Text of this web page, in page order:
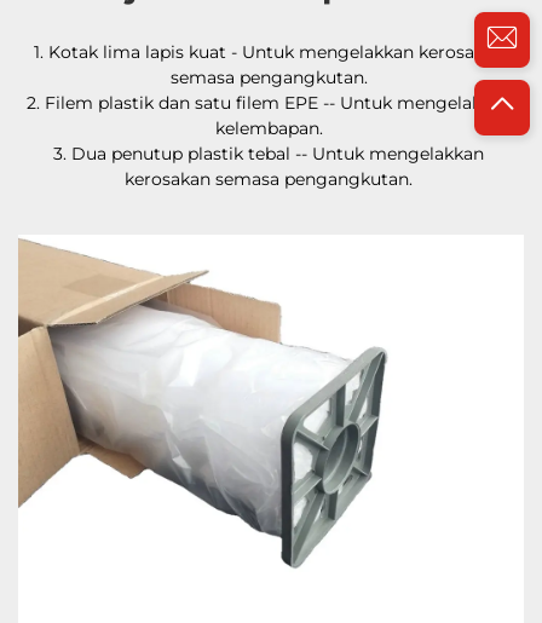
1. Kotak lima lapis kuat - Untuk mengelakkan kerosakan
semasa pengangkutan.
2. Filem plastik dan satu filem EPE -- Untuk mengelakkan
kelembapan.
3. Dua penutup plastik tebal -- Untuk mengelakkan
kerosakan semasa pengangkutan.